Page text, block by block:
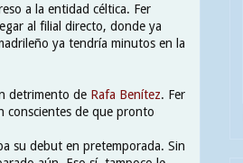
a la entidad céltica. Fer
al filial directo, donde ya
ya tendría minutos en la
detrimento de Rafa Benítez. Fer
conscientes de que pronto
su debut en pretemporada. Sin